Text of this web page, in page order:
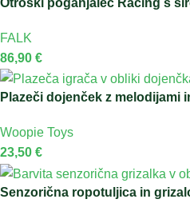
Otroški poganjalec Racing s
FALK
86,90 €
Plazeči dojenček z melodijami
Woopie Toys
23,50 €
Senzorična ropotuljica in